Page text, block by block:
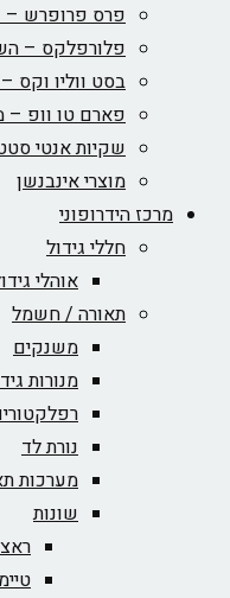
פרס פרופרש –
פלורפלקס –
בסט ווליו וקס
פארם טו וופ –
שקיות אנטי
מוצרי אינבנשן
מרכז הידרופוני
חללי גידול
אוהלי
תאורה / חשמל
משנקים
מנורות
נורת לד
מערכות
שונות